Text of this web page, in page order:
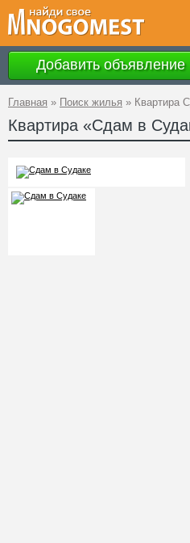
Добавить объявление
Главная » Поиск жилья » Квартира
Квартира «Сдам в